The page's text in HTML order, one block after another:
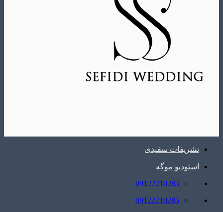
تشریفات سفیدی
استودیو موگه
09122210285
09122210285